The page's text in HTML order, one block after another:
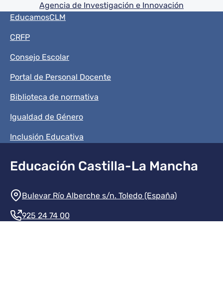
Agencia de Investigación e Innovación
Menú del pie
EducamosCLM
CRFP
Consejo Escolar
Portal de Personal Docente
Biblioteca de normativa
Igualdad de Género
Inclusión Educativa
Educación Castilla-La Mancha
Información de la institución
Bulevar Río Alberche s/n. Toledo (España)
925 24 74 00